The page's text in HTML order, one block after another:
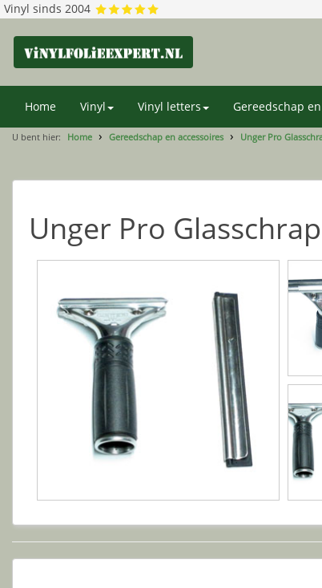
Vinyl sinds 2004
Home Vinyl Vinyl letters Gereedschap
U bent hier: Home Gereedschap en accessoires Unger Pro
Unger Pro